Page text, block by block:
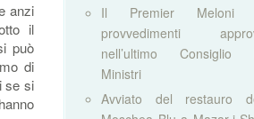
anzi
il
può
di
se si
Il Premier Meloni
provvedimenti
nell’ultimo Consiglio
Ministri
Avviato del restauro